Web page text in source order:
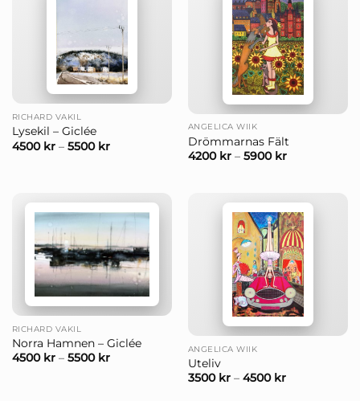
RICHARD VAKIL
Lysekil – Giclée
4500 kr– 5500 kr
ANGELICA WIIK
Drömmarnas Fält
4200 kr– 5900 kr
RICHARD VAKIL
Norra Hamnen – Giclée
4500 kr– 5500 kr
ANGELICA WIIK
Uteliv
3500 kr– 4500 kr